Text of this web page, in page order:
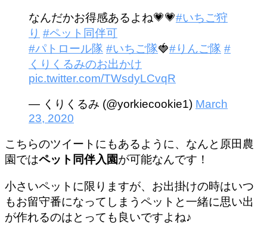
なんだかお得感あるよね💗💗#いちご狩
り #ペット同伴可
#パトロール隊 #いちご隊🍓#りんご隊 #
くりくるみのお出かけ
pic.twitter.com/TWsdyLCvqR
— くりくるみ (@yorkiecookie1) March
23, 2020
こちらのツイートにもあるように、なんと原田農
園ではペット同伴入園が可能なんです！
小さいペットに限りますが、お出掛けの時はいつ
もお留守番になってしまうペットと一緒に思い出
が作れるのはとっても良いですよね♪